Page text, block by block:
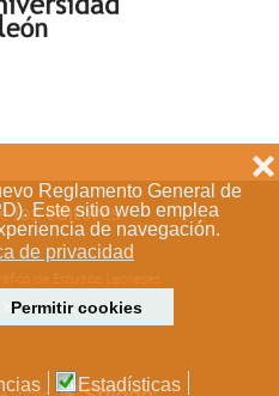
Reglamento General de
Este sitio web emplea
de navegación.
de privacidad
Permitir cookies
❌
Estadísticas
los editores
derechos reservados